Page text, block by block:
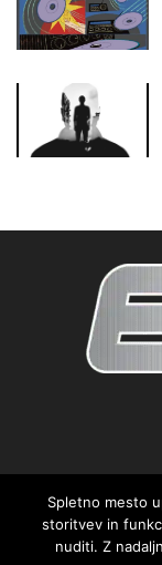
Spletno mesto
storitvev in
nuditi. Z